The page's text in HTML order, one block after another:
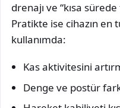
drenajı ve “kısa
Pratikte ise cihazın en
kullanımda:
Kas aktivitesini
Denge ve postür